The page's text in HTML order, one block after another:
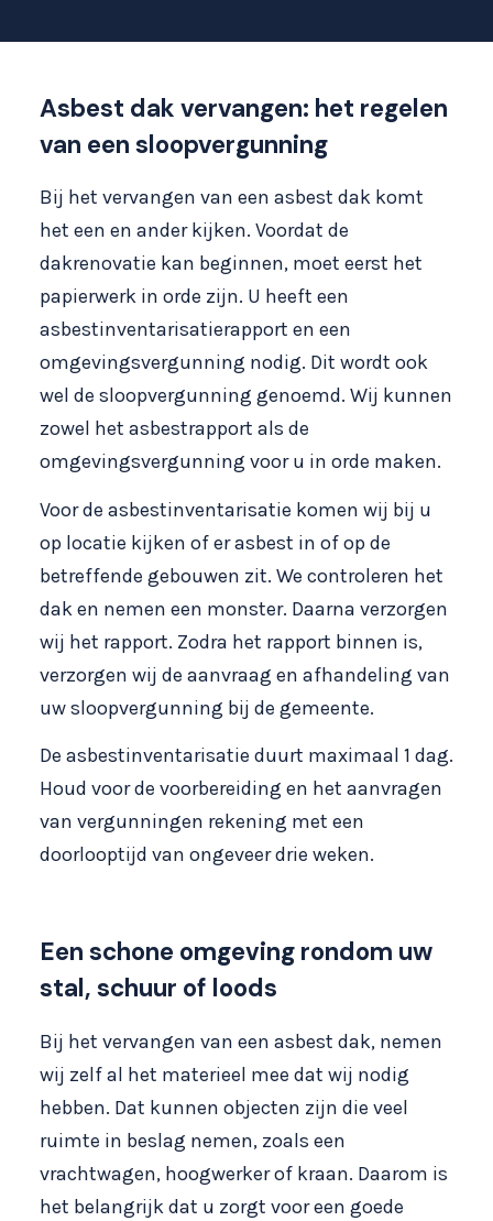
Asbest dak vervangen: het regelen
van een sloopvergunning
Bij het vervangen van een asbest dak komt
het een en ander kijken. Voordat de
dakrenovatie kan beginnen, moet eerst het
papierwerk in orde zijn. U heeft een
asbestinventarisatierapport en een
omgevingsvergunning nodig. Dit wordt ook
wel de sloopvergunning genoemd. Wij kunnen
zowel het asbestrapport als de
omgevingsvergunning voor u in orde maken.
Voor de asbestinventarisatie komen wij bij u
op locatie kijken of er asbest in of op de
betreffende gebouwen zit. We controleren het
dak en nemen een monster. Daarna verzorgen
wij het rapport. Zodra het rapport binnen is,
verzorgen wij de aanvraag en afhandeling van
uw sloopvergunning bij de gemeente.
De asbestinventarisatie duurt maximaal 1 dag.
Houd voor de voorbereiding en het aanvragen
van vergunningen rekening met een
doorlooptijd van ongeveer drie weken.
Een schone omgeving rondom uw
stal, schuur of loods
Bij het vervangen van een asbest dak, nemen
wij zelf al het materieel mee dat wij nodig
hebben. Dat kunnen objecten zijn die veel
ruimte in beslag nemen, zoals een
vrachtwagen, hoogwerker of kraan. Daarom is
het belangrijk dat u zorgt voor een goede